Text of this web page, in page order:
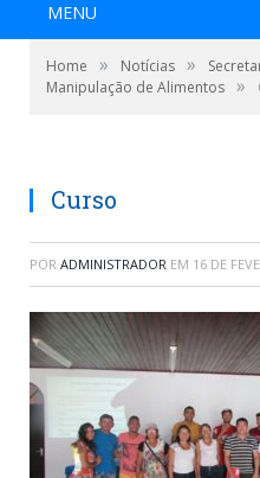
MENU
Home » Notícias »
Manipulação de Alimentos »
Curso
POR ADMINISTRADOR EM 16 DE